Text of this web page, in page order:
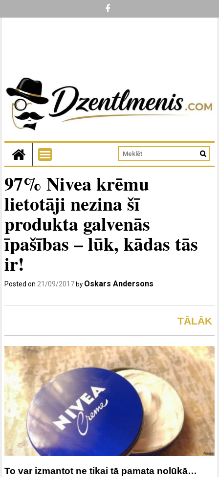
97% Nivea krēmu
lietotāji nezina šī
produkta galvenās
īpašības – lūk, kādas tās
ir!
Posted on21/09/2017 by Oskars Andersons
TĀLĀK
To var izmantot ne tikai tā pamata nolūkā…